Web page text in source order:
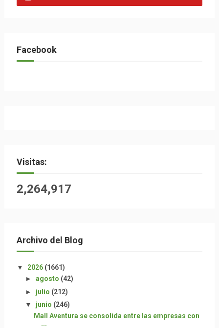
Facebook
Visitas:
2,264,917
Archivo del Blog
▼ 2026 (1661)
► agosto (42)
► julio (212)
▼ junio (246)
Mall Aventura se consolida entre las empresas con
...